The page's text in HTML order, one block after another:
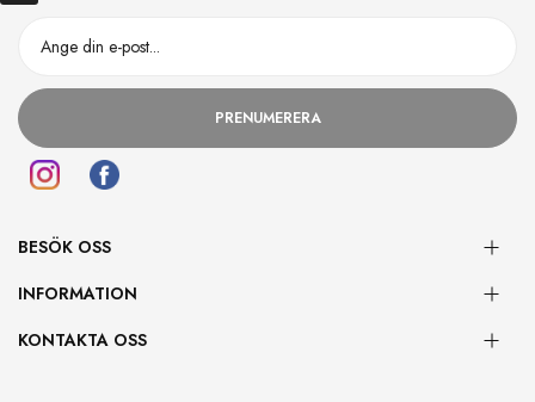
PRENUMERERA
BESÖK OSS
INFORMATION
KONTAKTA OSS